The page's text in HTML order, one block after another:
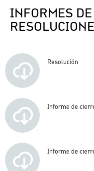
INFORMES
Resolución
Informe de
Informe de